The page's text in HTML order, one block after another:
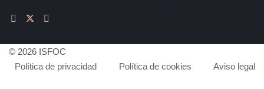
© 2026 ISFOC
Política de privacidad
Política de cookies Aviso legal